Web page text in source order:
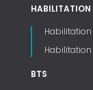
HABILITATION
Habilitation
Habilitation
BTS